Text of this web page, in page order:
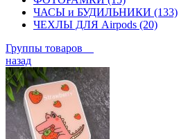
ЧАСЫ и БУДИЛЬНИКИ (133)
ЧЕХЛЫ ДЛЯ Airpods (20)
Группы товаров
назад